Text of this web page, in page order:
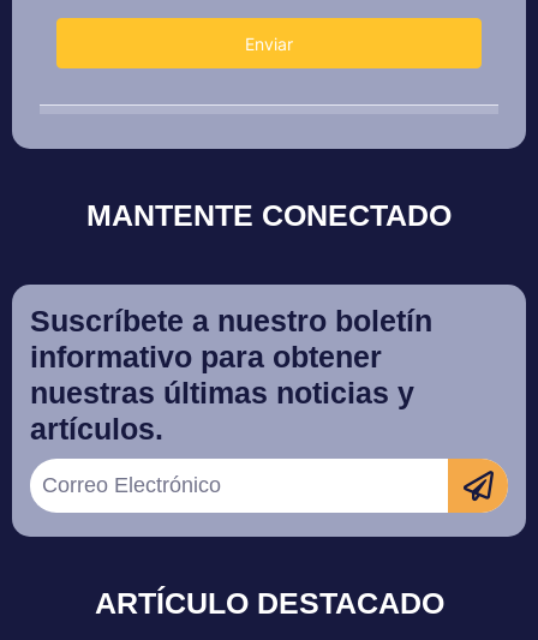
MANTENTE CONECTADO
Suscríbete a nuestro boletín
informativo para obtener
nuestras últimas noticias y
artículos.
ARTÍCULO DESTACADO